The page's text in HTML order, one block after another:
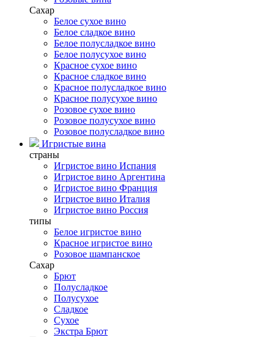
Сахар
Белое сухое вино
Белое сладкое вино
Белое полусладкое вино
Белое полусухое вино
Красное сухое вино
Красное сладкое вино
Красное полусладкое вино
Красное полусухое вино
Розовое сухое вино
Розовое полусухое вино
Розовое полусладкое вино
Игристые вина
страны
Игристое вино Испания
Игристое вино Аргентина
Игристое вино Франция
Игристое вино Италия
Игристое вино Россия
типы
Белое игристое вино
Красное игристое вино
Розовое шампанское
Сахар
Брют
Полусладкое
Полусухое
Сладкое
Сухое
Экстра Брют